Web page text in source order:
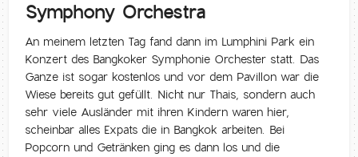
Symphony Orchestra
An meinem letzten Tag fand dann im Lumphini Park ein
Konzert des Bangkoker Symphonie Orchester statt. Das
Ganze ist sogar kostenlos und vor dem Pavillon war die
Wiese bereits gut gefüllt. Nicht nur Thais, sondern auch
sehr viele Ausländer mit ihren Kindern waren hier,
scheinbar alles Expats die in Bangkok arbeiten. Bei
Popcorn und Getränken ging es dann los und die